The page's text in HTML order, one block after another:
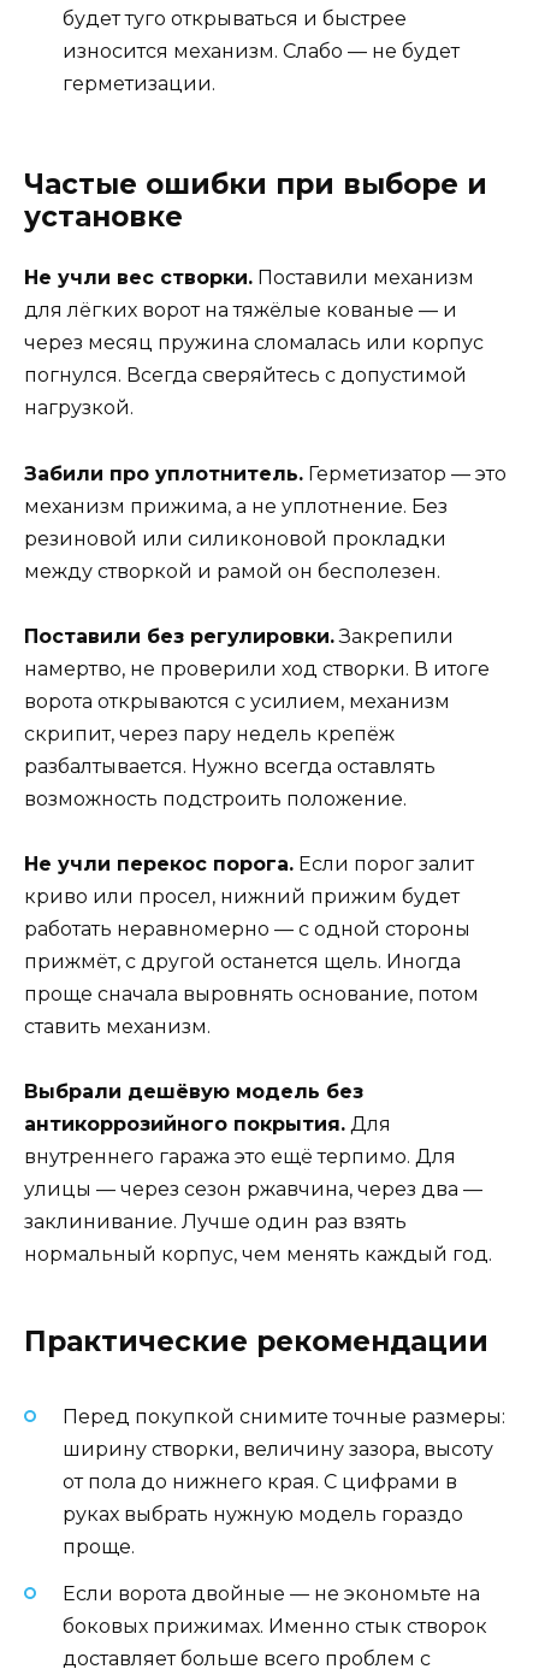
будет туго открываться и быстрее
износится механизм. Слабо — не будет
герметизации.
Частые ошибки при выборе и
установке
Не учли вес створки. Поставили механизм
для лёгких ворот на тяжёлые кованые — и
через месяц пружина сломалась или корпус
погнулся. Всегда сверяйтесь с допустимой
нагрузкой.
Забили про уплотнитель. Герметизатор — это
механизм прижима, а не уплотнение. Без
резиновой или силиконовой прокладки
между створкой и рамой он бесполезен.
Поставили без регулировки.Закрепили
намертво, не проверили ход створки. В итоге
ворота открываются с усилием, механизм
скрипит, через пару недель крепёж
разбалтывается. Нужно всегда оставлять
возможность подстроить положение.
Не учли перекос порога. Если порог залит
криво или просел, нижний прижим будет
работать неравномерно — с одной стороны
прижмёт, с другой останется щель. Иногда
проще сначала выровнять основание, потом
ставить механизм.
Выбрали дешёвую модель без
антикоррозийного покрытия. Для
внутреннего гаража это ещё терпимо. Для
улицы — через сезон ржавчина, через два —
заклинивание. Лучше один раз взять
нормальный корпус, чем менять каждый год.
Практические рекомендации
Перед покупкой снимите точные размеры:
ширину створки, величину зазора, высоту
от пола до нижнего края. С цифрами в
руках выбрать нужную модель гораздо
проще.
Если ворота двойные — не экономьте на
боковых прижимах. Именно стык створок
доставляет больше всего проблем с